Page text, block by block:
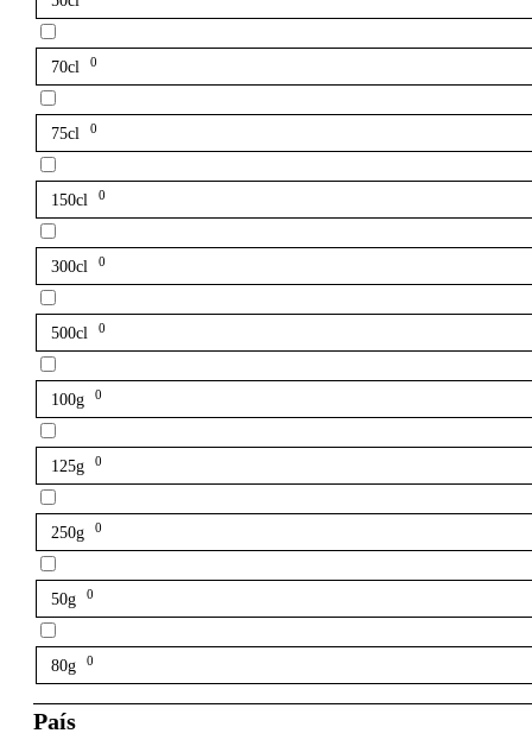
70cl 0
75cl 0
150cl 0
300cl 0
500cl 0
100g 0
125g 0
250g 0
50g 0
80g 0
País